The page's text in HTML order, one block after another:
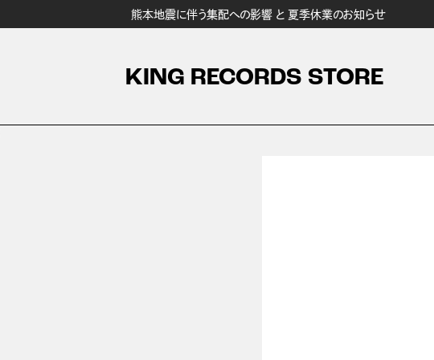
熊本地震に伴う集配への影響 と 夏季休業のお知らせ
KING RECORDS STORE